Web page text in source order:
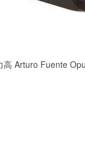
高 Arturo Fuente